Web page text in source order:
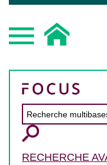
RECHERCHE